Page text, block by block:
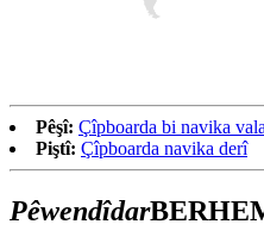
Pêşî: Çîpboarda bi navika vala
Piştî: Çîpboarda navika derî
Pêwendîdar